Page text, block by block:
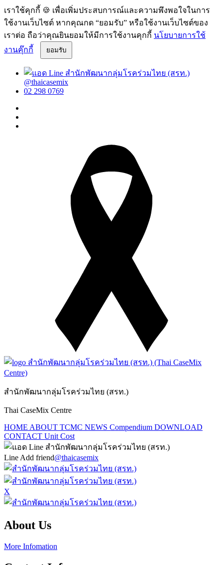
เราใช้คุกกี้ 🍪 เพื่อเพิ่มประสบการณ์และความพึงพอใจในการ
ใช้งานเว็บไซต์ หากคุณกด “ยอมรับ” หรือใช้งานเว็บไซต์ของ
เราต่อ ถือว่าคุณยินยอมให้มีการใช้งานคุกกี้ นโยบายการใช้
งานคุ๊กกี้
ยอมรับ
@thaicasemix
02 298 0769
สำนักพัฒนากลุ่มโรคร่วมไทย (สรท.)
Thai CaseMix Centre
HOME ABOUT TCMC NEWS Compendium DOWNLOAD
CONTACT Unit Cost
Line Add friend@thaicasemix
X
About Us
More Infomation